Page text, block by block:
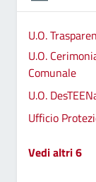
U.O.
U.O.
Comunale
U.O.
Ufficio
Vedi altri 6